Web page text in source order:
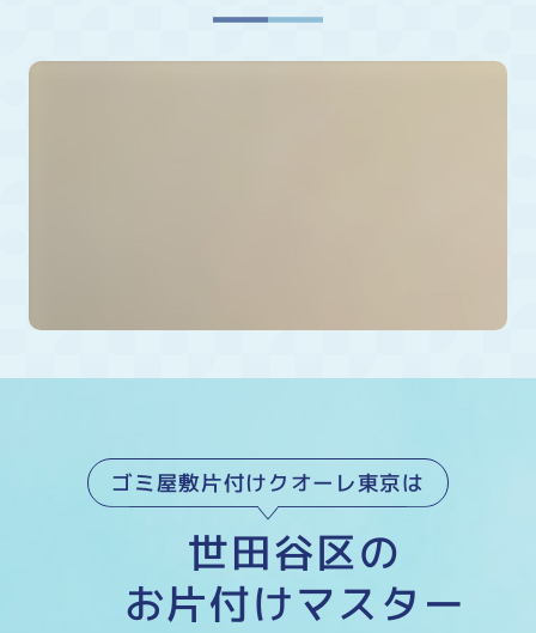
ゴミ屋敷片付けクオーレ東京は
世田谷区の
お片付けマスター